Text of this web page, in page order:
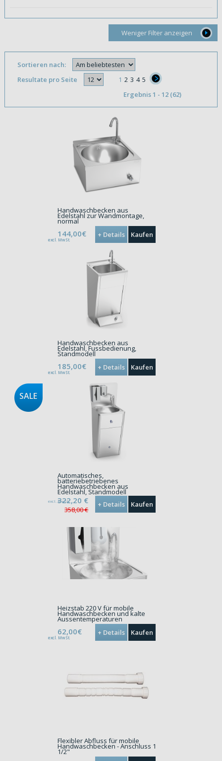
Weniger Filter anzeigen
Sortieren nach:
Resultate pro Seite
1 2 3 4 5
Ergebnis 1 - 12 (62)
Handwaschbecken aus
Edelstahl zur Wandmontage,
normal
144,00€
excl. MwSt.
Kaufen
+ Details
Handwaschbecken aus
Edelstahl, Fussbedienung,
Standmodell
185,00€
excl. MwSt.
Kaufen
+ Details
SALE
Automatisches,
batteriebetriebenes
Handwaschbecken aus
Edelstahl, Standmodell
322,20 €
358,00 €
excl. MwSt. Kaufen
+ Details
Heizstab 220 V für mobile
Handwaschbecken und kalte
Aussentemperaturen
62,00€
excl. MwSt.
Kaufen
+ Details
Flexibler Abfluss für mobile
Handwaschbecken - Anschluss 1
1/2"